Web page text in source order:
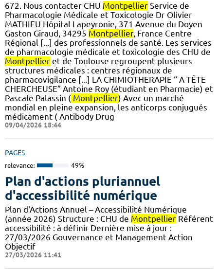
672. Nous contacter CHU Montpellier Service de
Pharmacologie Médicale et Toxicologie Dr Olivier
MATHIEU Hôpital Lapeyronie, 371 Avenue du Doyen
Gaston Giraud, 34295 Montpellier, France Centre
Régional [...] des professionnels de santé. Les services
de pharmacologie médicale et toxicologie des CHU de
Montpellier et de Toulouse regroupent plusieurs
structures médicales : centres régionaux de
pharmacovigilance [...] LA CHIMIOTHERAPIE “ A TÊTE
CHERCHEUSE” Antoine Roy (étudiant en Pharmacie) et
Pascale Palassin ( Montpellier) Avec un marché
mondial en pleine expansion, les anticorps conjugués
médicament ( Antibody Drug
09/04/2026 18:44
PAGES
relevance: 49%
Plan d'actions pluriannuel
d'accessibilité numérique
Plan d'Actions Annuel – Accessibilité Numérique
(année 2026) Structure : CHU de Montpellier Référent
accessibilité : à définir Dernière mise à jour :
27/03/2026 Gouvernance et Management Action
Objectif
27/03/2026 11:41